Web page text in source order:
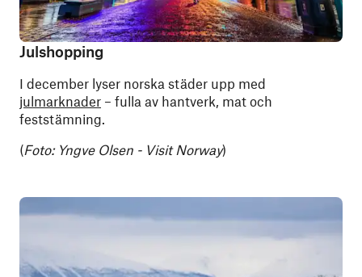
Julshopping
I december lyser norska städer upp med
julmarknader – fulla av hantverk, mat och
feststämning.
(Foto: Yngve Olsen - Visit Norway)